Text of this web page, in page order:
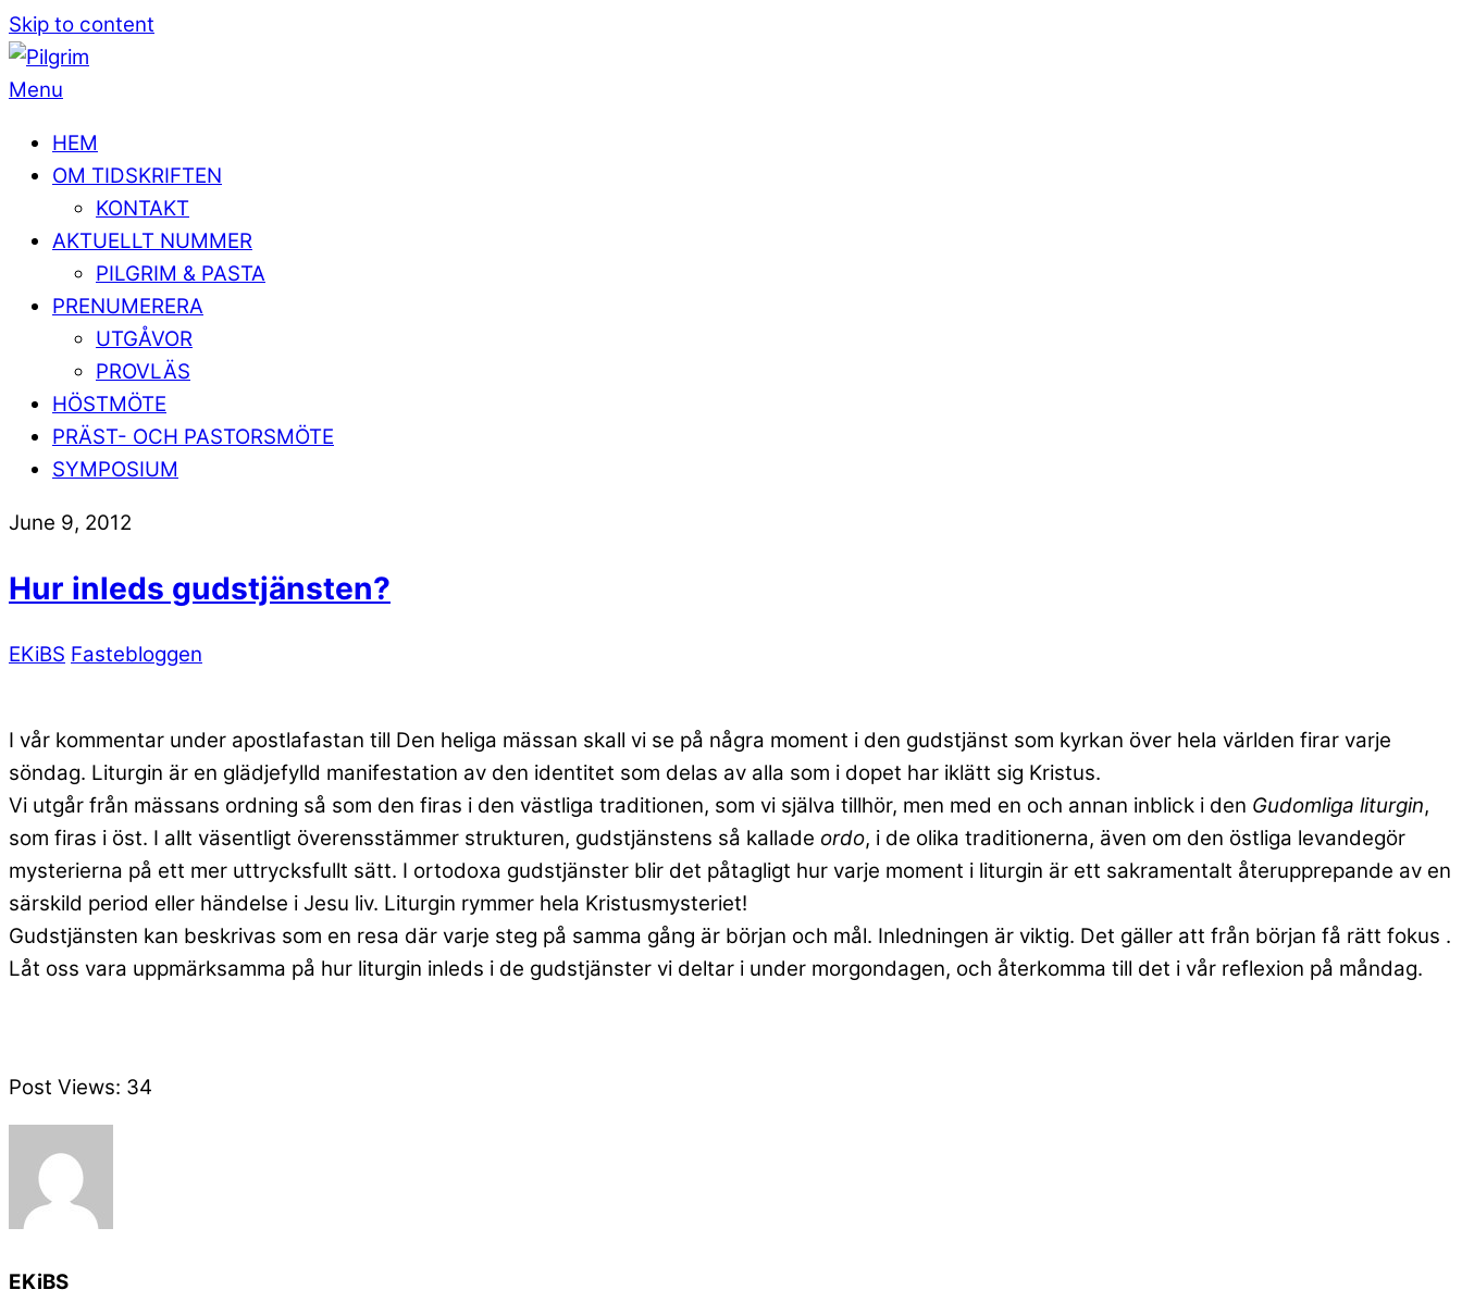
Skip to content
Menu
HEM
OM TIDSKRIFTEN
KONTAKT
AKTUELLT NUMMER
PILGRIM & PASTA
PRENUMERERA
UTGÅVOR
PROVLÄS
HÖSTMÖTE
PRÄST- OCH PASTORSMÖTE
SYMPOSIUM
June 9, 2012
Hur inleds gudstjänsten?
EKiBS Fastebloggen
I vår kommentar under apostlafastan till Den heliga mässan skall vi se på några moment i den gudstjänst som kyrkan över hela världen firar varje
söndag. Liturgin är en glädjefylld manifestation av den identitet som delas av alla som i dopet har iklätt sig Kristus.
Vi utgår från mässans ordning så som den firas i den västliga traditionen, som vi själva tillhör, men med en och annan inblick i den Gudomliga liturgin,
som firas i öst. I allt väsentligt överensstämmer strukturen, gudstjänstens så kallade ordo, i de olika traditionerna, även om den östliga levandegör
mysterierna på ett mer uttrycksfullt sätt. I ortodoxa gudstjänster blir det påtagligt hur varje moment i liturgin är ett sakramentalt återupprepande av en
särskild period eller händelse i Jesu liv. Liturgin rymmer hela Kristusmysteriet!
Gudstjänsten kan beskrivas som en resa där varje steg på samma gång är början och mål. Inledningen är viktig. Det gäller att från början få rätt fokus .
Låt oss vara uppmärksamma på hur liturgin inleds i de gudstjänster vi deltar i under morgondagen, och återkomma till det i vår reflexion på måndag.
Post Views: 34
EKiBS